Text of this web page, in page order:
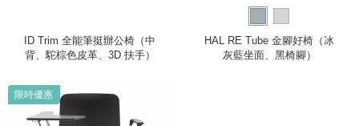
ID Trim 全能筆挺辦公椅（中
背、駝棕色皮革、3D 扶手）
HAL RE Tube 金腳好椅（冰
灰藍坐面、黑椅腳）
限時優惠